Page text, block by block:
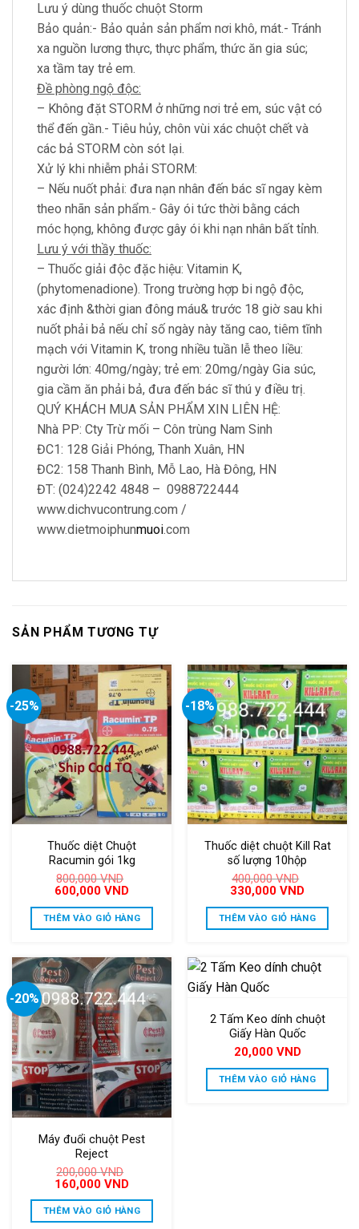
Lưu ý dùng thuốc chuột Storm
Bảo quản:- Bảo quản sản phẩm nơi khô, mát.- Tránh
xa nguồn lương thực, thực phẩm, thức ăn gia súc;
xa tầm tay trẻ em.
Đề phòng ngộ độc:
– Không đặt STORM ở những nơi trẻ em, súc vật có
thể đến gần.- Tiêu hủy, chôn vùi xác chuột chết và
các bả STORM còn sót lại.
Xử lý khi nhiễm phải STORM:
– Nếu nuốt phải: đưa nạn nhân đến bác sĩ ngay kèm
theo nhãn sản phẩm.- Gây ói tức thời bằng cách
móc họng, không được gây ói khi nạn nhân bất tỉnh.
Lưu ý với thầy thuốc:
– Thuốc giải độc đặc hiệu: Vitamin K,
(phytomenadione). Trong trường hợp bi ngộ độc,
xác định &thời gian đông máu& trước 18 giờ sau khi
nuốt phải bả nếu chỉ số ngày này tăng cao, tiêm tĩnh
mạch với Vitamin K, trong nhiều tuần lễ theo liều:
người lớn: 40mg/ngày; trẻ em: 20mg/ngày Gia súc,
gia cầm ăn phải bả, đưa đến bác sĩ thú y điều trị.
QUÝ KHÁCH MUA SẢN PHẨM XIN LIÊN HỆ:
Nhà PP: Cty Trừ mối – Côn trùng Nam Sinh
ĐC1: 128 Giải Phóng, Thanh Xuân, HN
ĐC2: 158 Thanh Bình, Mỗ Lao, Hà Đông, HN
ĐT: (024)2242 4848 – 0988722444
www.dichvucontrung.com /
www.dietmoiphunmuoi.com
SẢN PHẨM TƯƠNG TỰ
-25%
Thuốc diệt Chuột
Racumin gói 1kg
800,000VND
Giá
là:
800,000 VND.
600,000 VNDGiá
tại
là:
600,000 VND.
THÊM VÀO GIỎ HÀNG
-18%
Thuốc diệt chuột Kill Rat
số lượng 10hộp
400,000VND
Giá
là:
400,000 VND.
330,000 VNDGiá
tại
là:
330,000
THÊM VÀO GIỎ HÀNG
-20%
Máy đuổi chuột Pest
Reject
200,000VND
Giá
là:
200,000 VND.
160,000 VNDGiá
tại
là:
THÊM VÀO GIỎ HÀNG
2 Tấm Keo dính chuột
Giấy Hàn Quốc
20,000 VND
THÊM VÀO GIỎ HÀNG